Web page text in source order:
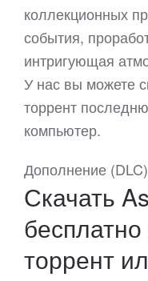
коллекционных
события,
интригующая
У нас вы можете
торрент
компьютер.
Дополнение
Скачать
торрент